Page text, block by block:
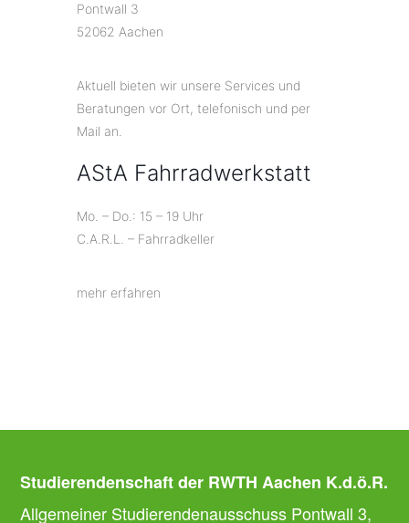
Pontwall 3
52062 Aachen
Aktuell bieten wir unsere Services und
Beratungen vor Ort, telefonisch und per
Mail an.
AStA Fahrradwerkstatt
Mo. – Do.: 15 – 19 Uhr
C.A.R.L. – Fahrradkeller
mehr erfahren
Studierendenschaft der RWTH Aachen K.d.ö.R.
Allgemeiner Studierendenausschuss Pontwall 3,